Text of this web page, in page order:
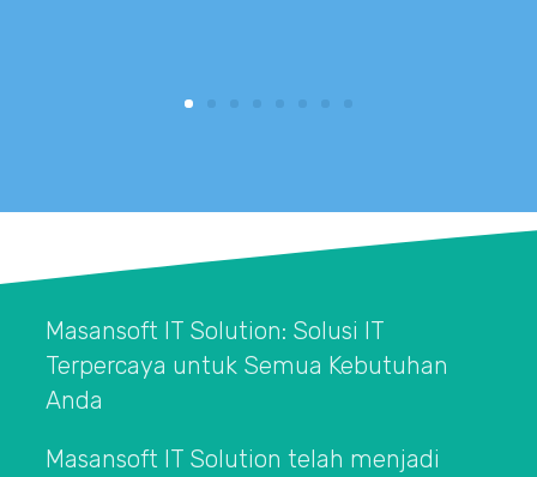
Masansoft IT Solution: Solusi IT
Terpercaya untuk Semua Kebutuhan
Anda
Masansoft IT Solution telah menjadi